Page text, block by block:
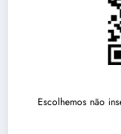
Escolhemos não